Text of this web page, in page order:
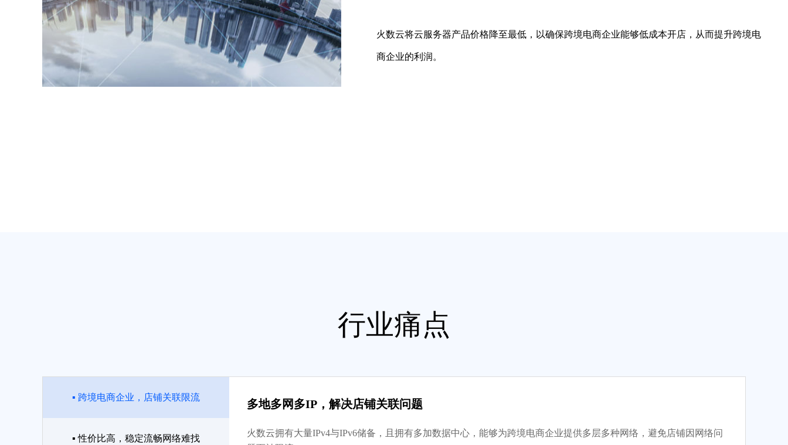
火数云将云服务器产品价格降至最低，以确保跨境电商企业能够低成本开店，从而提升跨境电
商企业的利润。
行业痛点
▪ 跨境电商企业，店铺关联限流
▪ 性价比高，稳定流畅网络难找
多地多网多IP，解决店铺关联问题
火数云拥有大量IPv4与IPv6储备，且拥有多加数据中心，能够为跨境电商企业提供多层多种网络，避免店铺因网络问